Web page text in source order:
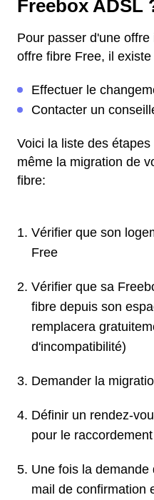
Freebox ADSL
Pour passer d'une
offre fibre Free, il
Effectuer le
Contacter un
Voici la liste des
même la migration de
fibre:
Vérifier que son
Free
Vérifier que sa
fibre depuis son
remplacera
d'incompatibilité)
Demander la
Définir un rendez-
pour le
Une fois la
mail de confirmation